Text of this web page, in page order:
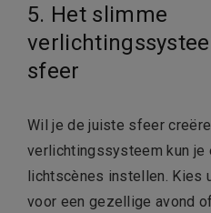
5. Het slimme
sfeer
Wil je de juiste sfeer
verlichtingssysteem kun je
lichtscènes instellen. Kies
voor een gezellige avond